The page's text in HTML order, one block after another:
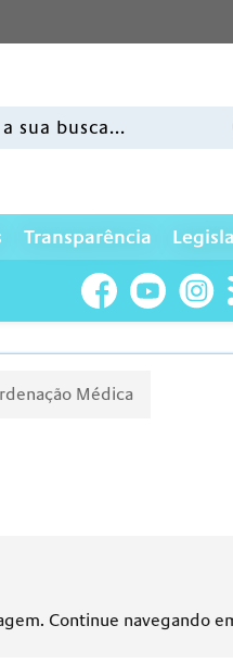
Transparência
Médica
Continue navegando